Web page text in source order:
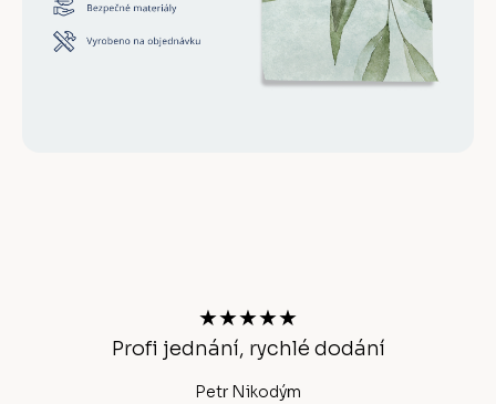
★★★★★
Profi jednání, rychlé dodání
Petr Nikodým